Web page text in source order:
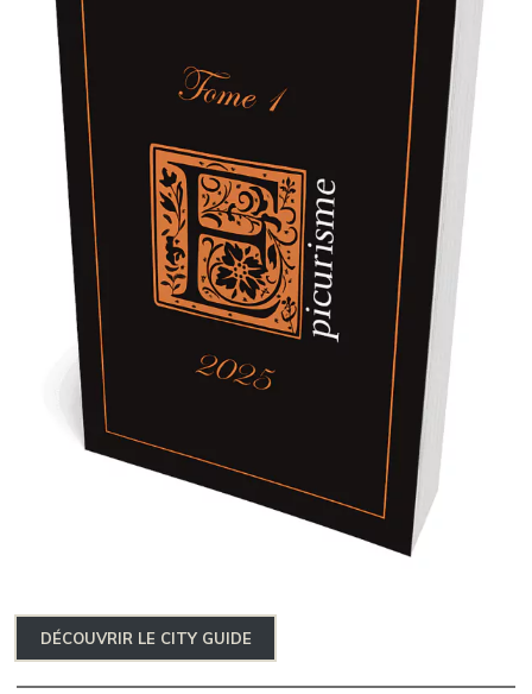
DÉCOUVRIR LE CITY GUIDE